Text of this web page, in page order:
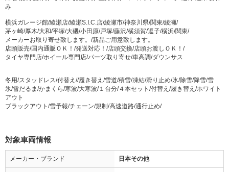
み
横浜ガレージ館/綾瀬店/綾瀬S.I.C.店/綾瀬市/神奈川県/関東/綾瀬/
茅ヶ崎/厚木/大和/平塚/大磯/小田原/戸塚/藤沢/横須賀/逗子/横浜/関東/
メーカーお取り寄せ致します。/新品ご用意致します。
店頭販売/国内通販ＯＫ！/発送対応！/店頭交換/店頭お渡しＯＫ！/
タイヤ専門店/ホイール専門店/パーツ取り寄せ/車高調/ダウンサス
冬用/スタッドレス/付替え//履き替え/雪道/積雪/凍結/滑り止め/氷/除雪/降雪/雪
氷/雪だるま/かまくら/寒波/大寒波/１台分/４本セット/付替え/履き替え/ホワイト
アウト
ブラックアウト/雪予報/チェーン/規制/高速道路/通行止め/
対象車両情報
メーカー・ブランド 日本その他